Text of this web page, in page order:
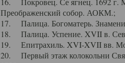
Преображенский собор. АОКМ.;
17. Палица. Богоматерь.
18. Палица. Успение. XVII в.
19. Епитрахиль. XVI-XVII вв.
20. Первый этаж колокольни